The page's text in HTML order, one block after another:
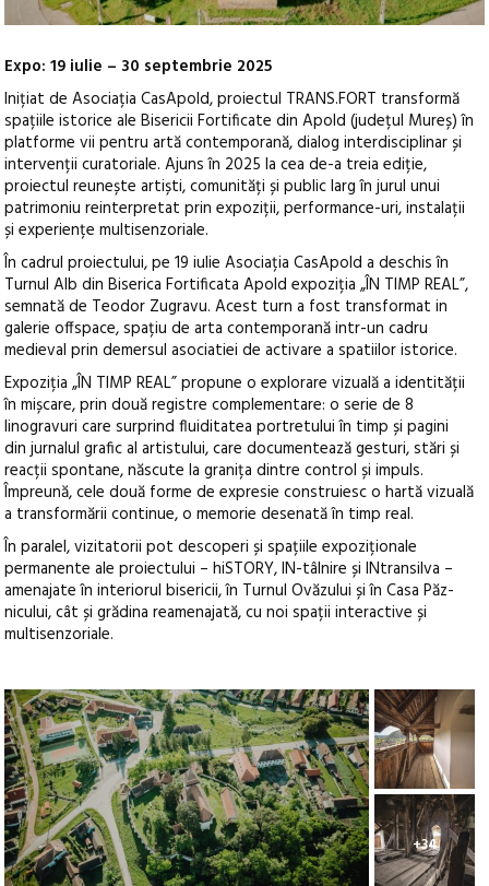
Expo: 19 iulie – 30 septembrie 2025
Inițiat de Asociația CasApold, proiectul TRANS.FORT transformă
spațiile istorice ale Bisericii Fortificate din Apold (județul Mureș) în
platforme vii pentru artă contemporană, dialog interdisciplinar și
intervenții curatoriale.Ajuns în 2025 la cea de-a treia ediție,
proiectul reunește artiști, comunități și public larg în jurul unui
patrimoniu reinterpretat prin expoziții, performance-uri, instalații
și experiențe multisenzoriale.
În cadrul proiectului, pe 19 iulie Asociația CasApold a deschis în
Turnul Alb din Biserica Fortificata Apold expoziția „ÎN TIMP REAL”,
semnată de Teodor Zugravu. Acest turn a fost transformat in
galerie offspace, spațiu de arta contemporană intr-un cadru
medieval prin demersul asociatiei de activare a spatiilor istorice.
Expoziția „ÎN TIMP REAL” propune o explorare vizuală a identității
în mișcare, prin două registre complementare: o serie de 8
linogravuri care surprind fluiditatea portretului în timp și pagini
din jurnalul grafic al artistului, care documentează gesturi, stări și
reacții spontane, născute la granița dintre control și impuls.
Împreună, cele două forme de expresie construiesc o hartă vizuală
a transformării continue, o memorie desenată în timp real.
În paralel, vizitatorii pot descoperi și spațiile expoziționale
permanente ale proiectului – hiSTORY, IN-tâlnire și INtransilva –
amenajate în interiorul bisericii, în Turnul Ovăzului și în Casa Păz­
nicului, cât și grădina reamenajată, cu noi spații interactive și
multisenzoriale.
+34